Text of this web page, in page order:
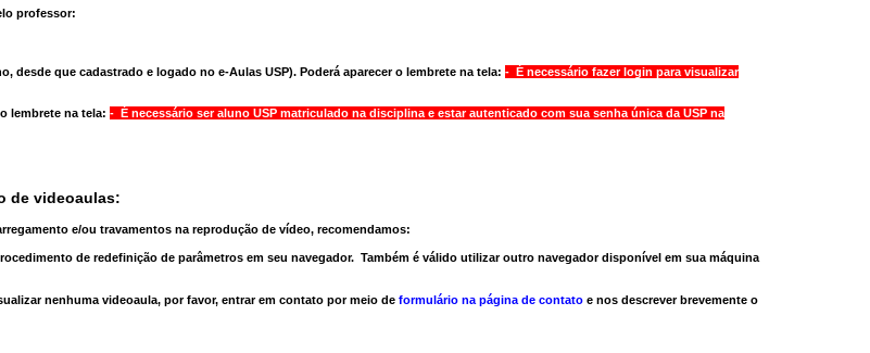
professor:
desde que cadastrado e logado no e-Aulas USP). Poderá aparecer o lembrete na tela: - É necessário fazer login para visualizar
lembrete na tela: - É necessário ser aluno USP matriculado na disciplina e estar autenticado com sua senha única da USP na
de videoaulas:
e/ou travamentos na reprodução de vídeo, recomendamos:
de redefinição de parâmetros em seu navegador. Também é válido utilizar outro navegadordisponível em sua máquina
nenhuma videoaula, por favor, entrar em contato por meio de formulário na página de contato e nos descrever brevemente o